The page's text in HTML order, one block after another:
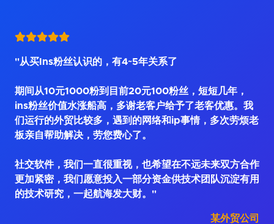
"从买Ins粉丝认识的，有4~5年关系了
期间从10元1000粉到目前20元100粉丝，短短几年，
ins粉丝价值水涨船高，多谢老客户给予了老客优惠。我
们运行的外贸比较多，遇到的网络和ip事情，多次劳烦老
板亲自帮助解决，劳您费心了。
社交软件，我们一直很重视，也希望在不远未来双方合作
更加紧密，我们愿意投入一部分资金供技术团队沉淀有用
的技术研究，一起航海发大财。"
某外贸公司